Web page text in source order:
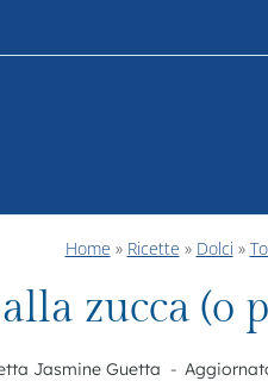
Home » Ricette » Dolci »
zucca (o
Jasmine Guetta